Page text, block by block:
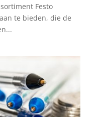
Festo
te bieden, die de